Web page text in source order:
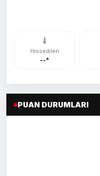
🌡️
Hissedilen
--°
PUAN DURUMLARI